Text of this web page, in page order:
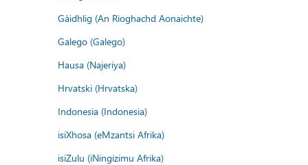
Gàidhlig (An Rìoghachd Aonaichte)
Galego (Galego)
Hausa (Najeriya)
Hrvatski (Hrvatska)
Indonesia (Indonesia)
isiXhosa (eMzantsi Afrika)
isiZulu (iNingizimu Afrika)